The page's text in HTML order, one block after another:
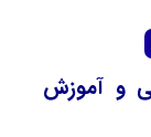
و آموزش